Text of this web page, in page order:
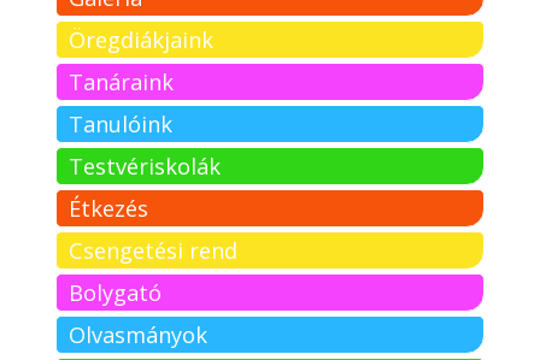
Öregdiákjaink
Tanáraink
Tanulóink
Testvériskolák
Étkezés
Csengetési rend
Bolygató
Olvasmányok